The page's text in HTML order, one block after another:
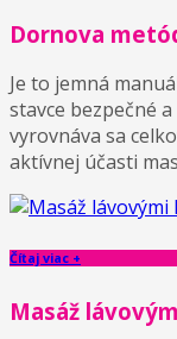
Dornova
Je to jemná
stavce bezpečné
vyrovnáva sa
aktívnej účasti
Čítaj viac +
Masáž